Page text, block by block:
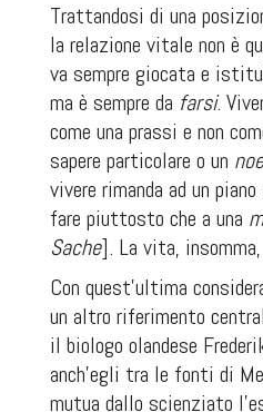
Trattandosi di una
la relazione vitale non è
va sempre giocata e
ma è sempre da farsi.
come una prassi e non
sapere particolare o un
vivere rimanda ad un piano
fare piuttosto che a una
Sache]. La vita,
Con quest’ultima
un altro riferimento
il biologo olandese
anch’egli tra le fonti di
mutua dallo scienziato